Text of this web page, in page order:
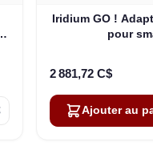
Iridium GO !
pour
2 881,72 C$
Ajouter au